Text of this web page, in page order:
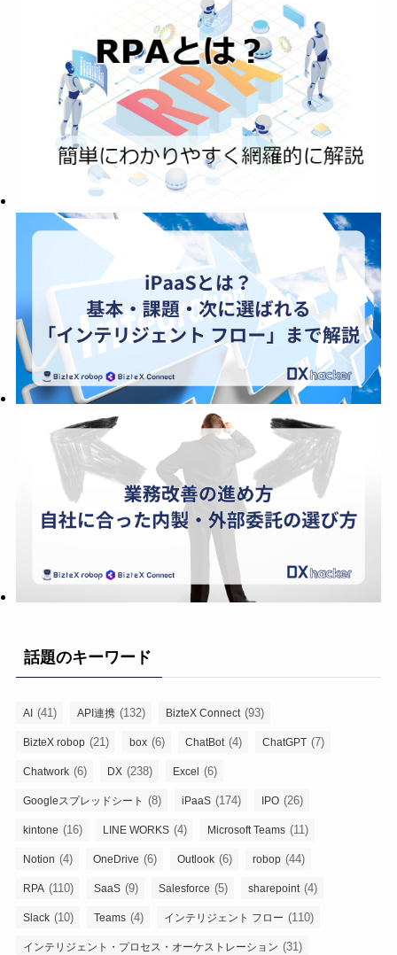
話題のキーワード
AI (41) API連携 (132) BizteX Connect (93)
BizteX robop (21) box (6) ChatBot (4) ChatGPT (7)
Chatwork (6) DX (238) Excel (6)
Googleスプレッドシート (8) iPaaS (174) IPO (26)
kintone (16) LINE WORKS (4) Microsoft Teams (11)
Notion (4) OneDrive (6) Outlook (6) robop (44)
RPA (110) SaaS (9) Salesforce (5) sharepoint (4)
Slack (10) Teams (4) インテリジェント フロー (110)
インテリジェント・プロセス・オーケストレーション (31)